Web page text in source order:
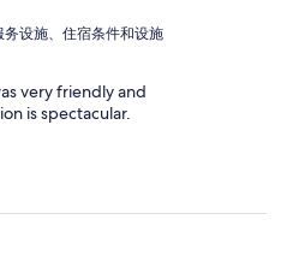
设施、住宿条件和设施
very friendly and
is spectacular.